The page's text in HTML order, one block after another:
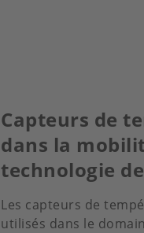
Capteurs de
dans la
technologie
Les capteurs de
utilisés dans le